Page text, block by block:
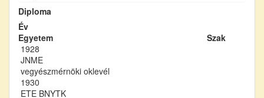
Diploma
Év
Egyetem
Szak
1928
JNME
vegyészmérnöki oklevél
1930
ETE BNYTK